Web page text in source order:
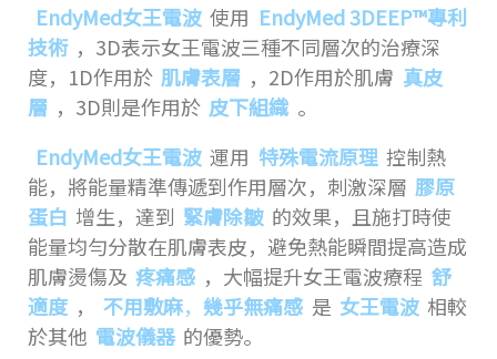
EndyMed女王電波 使用 EndyMed 3DEEP™專利
技術 ，3D表示女王電波三種不同層次的治療深
度，1D作用於 肌膚表層 ，2D作用於肌膚 真皮
層 ，3D則是作用於 皮下組織 。
EndyMed女王電波 運用 特殊電流原理 控制熱
能，將能量精準傳遞到作用層次，刺激深層 膠原
蛋白 增生，達到 緊膚除皺 的效果，且施打時使
能量均勻分散在肌膚表皮，避免熱能瞬間提高造成
肌膚燙傷及 疼痛感 ，大幅提升女王電波療程 舒
適度 ， 不用敷麻， 幾乎無痛感 是 女王電波 相較
於其他 電波儀器 的優勢。